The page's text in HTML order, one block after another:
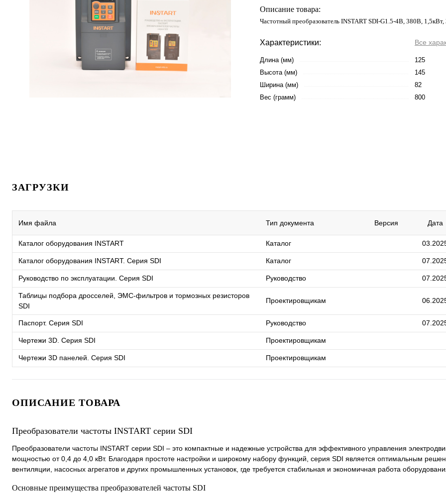
Описание товара:
Частотный преобразователь INSTART SDI-G1.5-4B, 380В,
Характеристики: Все
Длина (мм)
125
Высота (мм)
145
Ширина (мм)
82
Вес (грамм)
800
ЗАГРУЗКИ
Имя файла Тип документа Версия Дата
Каталог оборудования INSTART Каталог
Каталог оборудования INSTART. Серия SDI Каталог
Руководство по эксплуатации. Серия SDI Руководство
Таблицы подбора дросселей, ЭМС-фильтров и тормозных резисторов
SDI
Проектировщикам
Паспорт. Серия SDI Руководство
Чертежи 3D. Серия SDI Проектировщикам
Чертежи 3D панелей. Серия SDI Проектировщикам
ОПИСАНИЕ ТОВАРА
Преобразователи частоты INSTART серии SDI
Преобразователи частоты INSTART серии SDI – это компактные и надежные устройства для эффективного управления
мощностью от 0,4 до 4,0 кВт. Благодаря простоте настройки и широкому набору функций, серия SDI является оптимальным
вентиляции, насосных агрегатов и других промышленных установок, где требуется стабильная и экономичная работа
Основные преимущества преобразователей частоты SDI